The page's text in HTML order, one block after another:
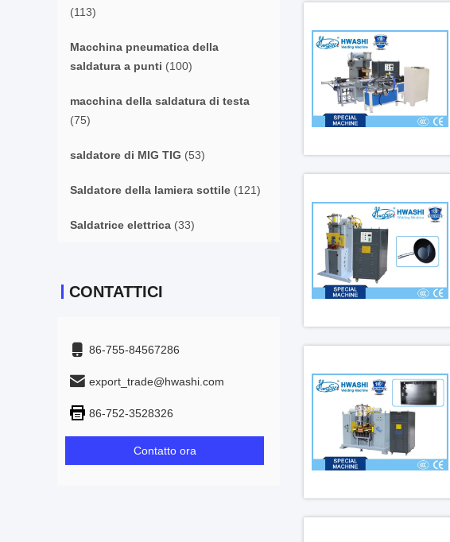
(113)
Macchina pneumatica della
saldatura a punti (100)
macchina della saldatura di testa
(75)
saldatore di MIG TIG (53)
Saldatore della lamiera sottile (121)
Saldatrice elettrica (33)
CONTATTICI
86-755-84567286
export_trade@hwashi.com
86-752-3528326
Contatto ora